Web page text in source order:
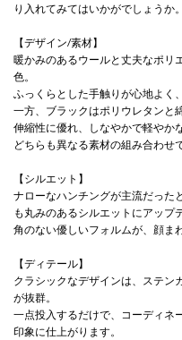
り入れてみてはいかがでしょうか。
【デザイン/素材】
暖かみのあるウールと丈夫なポリ
色。
ふっくらとした手触りが心地よく
一方、ブラックはポリウレタンと
伸縮性に優れ、しなやかで軽やか
どちらも異なる素材の組み合わせ
【シルエット】
ナローなハンチングが主流だった
も丸みのあるシルエットにアップ
角のない優しいフォルムが、顔ま
【ディテール】
クラシックなデザインは、ステン
が抜群。
一点投入するだけで、コーディネ
印象に仕上がります。